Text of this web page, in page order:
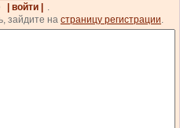
| войти |
.
зайдите на страницу регистрации.